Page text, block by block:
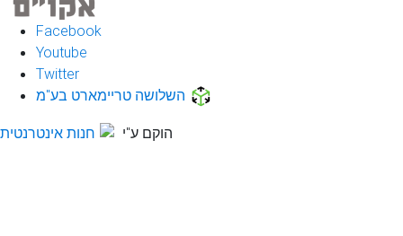
Facebook
Youtube
Twitter
השלושה טריימארט בע"מ
הוקם ע"י חנות אינטרנטית